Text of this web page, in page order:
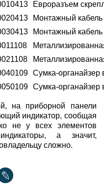
Евроразъем
Монтажный кабель
Монтажный кабель
Сумка-
Сумка-
на приборной панели
индикатор, сообщая
не у всех элементов
а значит,
сложно.